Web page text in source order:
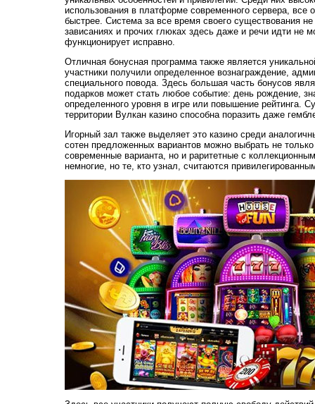
использования в платформе современного сервера, все
быстрее. Система за все время своего существования
зависаниях и прочих глюках здесь даже и речи идти не
функционирует исправно.
Отличная бонусная программа также является
участники получили определенное вознаграждение,
специального повода. Здесь большая часть бонусов
подарков может стать любое событие: день рождение,
определенного уровня в игре или повышение рейтинга.
территории Вулкан казино способна поразить даже
Игорный зал также выделяет это казино среди
сотен предложенных вариантов можно выбрать не
современные варианта, но и раритетные с
немногие, но те, кто узнал, считаются